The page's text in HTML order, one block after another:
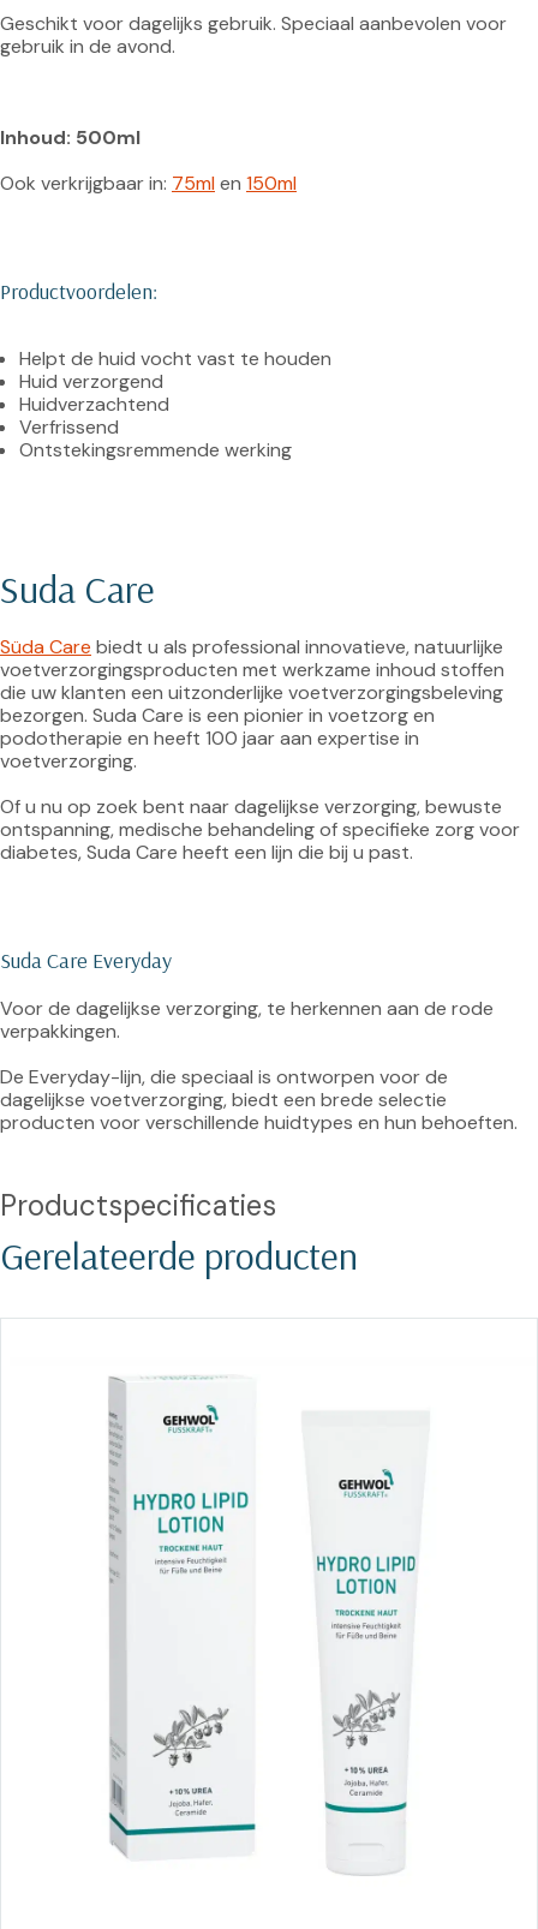
Geschikt voor dagelijks gebruik. Speciaal aanbevolen voor
gebruik in de avond.
Inhoud: 500ml
Ook verkrijgbaar in: 75ml en 150ml
Productvoordelen:
Helpt de huid vocht vast te houden
Huid verzorgend
Huidverzachtend
Verfrissend
Ontstekingsremmende werking
Suda Care
Süda Care biedt u als professional innovatieve, natuurlijke
voetverzorgingsproducten met werkzame inhoud stoffen
die uw klanten een uitzonderlijke voetverzorgingsbeleving
bezorgen. Suda Care is een pionier in voetzorg en
podotherapie en heeft 100 jaar aan expertise in
voetverzorging.
Of u nu op zoek bent naar dagelijkse verzorging, bewuste
ontspanning, medische behandeling of specifieke zorg voor
diabetes, Suda Care heeft een lijn die bij u past.
Suda Care Everyday
Voor de dagelijkse verzorging, te herkennen aan de rode
verpakkingen.
De Everyday-lijn, die speciaal is ontworpen voor de
dagelijkse voetverzorging, biedt een brede selectie
producten voor verschillende huidtypes en hun behoeften.
Productspecificaties
Gerelateerde producten